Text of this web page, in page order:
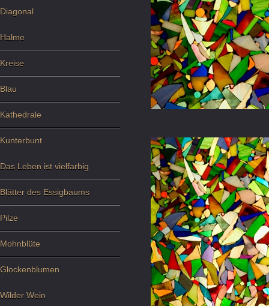
Diagonal
Halme
Kreise
Blau
Kathedrale
Kunterbunt
Das Leben ist vielfarbig
Blätter des Essigbaums
Pilze
Mohnblüte
Glockenblumen
Wilder Wein